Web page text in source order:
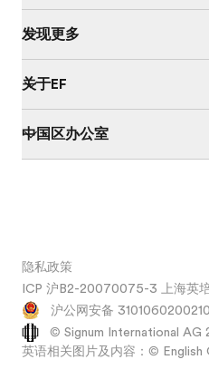
发现更多
关于EF
中国区办公室
隐私政策
ICP 沪B2-20070075-3 上海英
沪公网安备
© Signum International AG
英语相关图片及内容：©